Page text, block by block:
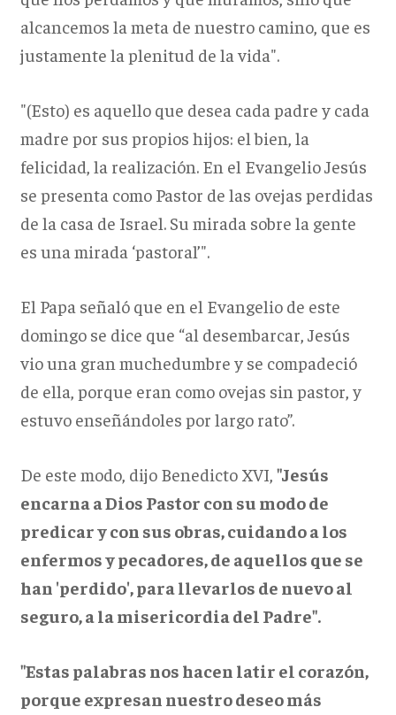
alcancemos la meta de nuestro camino, que es
justamente la plenitud de la vida".
"(Esto) es aquello que desea cada padre y cada
madre por sus propios hijos: el bien, la
felicidad, la realización. En el Evangelio Jesús
se presenta como Pastor de las ovejas perdidas
de la casa de Israel. Su mirada sobre la gente
es una mirada ‘pastoral’".
El Papa señaló que en el Evangelio de este
domingo se dice que “al desembarcar, Jesús
vio una gran muchedumbre y se compadeció
de ella, porque eran como ovejas sin pastor, y
estuvo enseñándoles por largo rato”.
De este modo, dijo Benedicto XVI, "Jesús
encarna a Dios Pastor con su modo de
predicar y con sus obras, cuidando a los
enfermos y pecadores, de aquellos que se
han 'perdido', para llevarlos de nuevo al
seguro, a la misericordia del Padre".
"Estas palabras nos hacen latir el corazón,
porque expresan nuestro deseo más